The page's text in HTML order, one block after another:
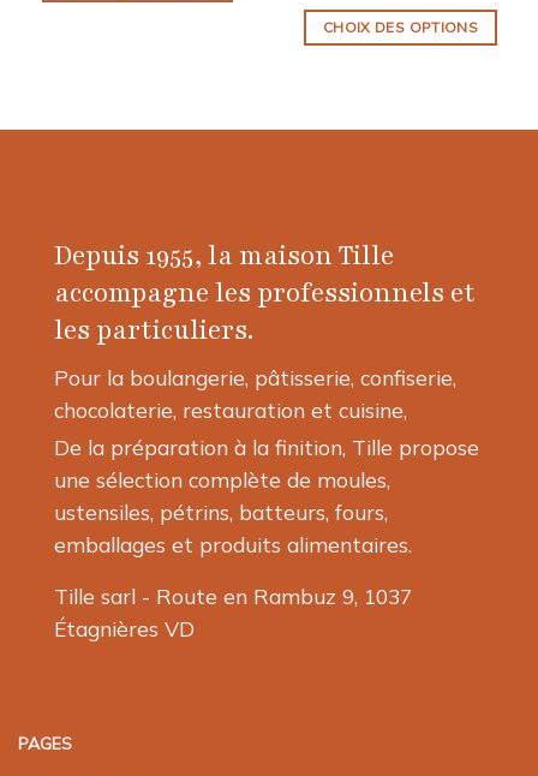
CHOIX DES OPTIONS
être
choisies
page
du
produit
Depuis 1955, la maison Tille
accompagne les professionnels et
les particuliers.
Pour la boulangerie, pâtisserie, confiserie,
chocolaterie, restauration et cuisine,
De la préparation à la finition, Tille propose
une sélection complète de moules,
ustensiles, pétrins, batteurs, fours,
emballages et produits alimentaires.
Tille sarl - Route en Rambuz 9, 1037
Étagnières VD
PAGES